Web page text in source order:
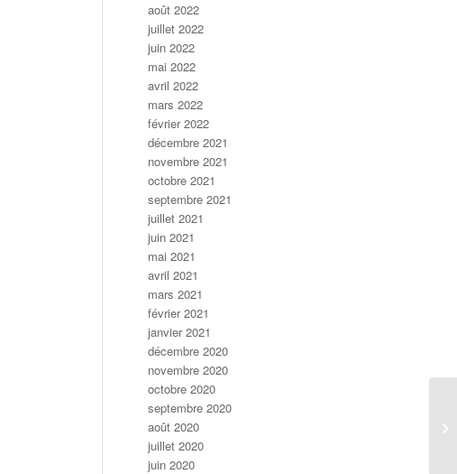
août 2022
juillet 2022
juin 2022
mai 2022
avril 2022
mars 2022
février 2022
décembre 2021
novembre 2021
octobre 2021
septembre 2021
juillet 2021
juin 2021
mai 2021
avril 2021
mars 2021
février 2021
janvier 2021
décembre 2020
novembre 2020
octobre 2020
septembre 2020
août 2020
juillet 2020
juin 2020